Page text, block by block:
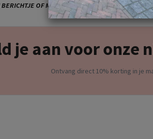
OF MAIL
je aan voor onze
Ontvang direct 10% korting in je